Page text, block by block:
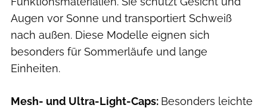
Augen vor Sonne und transportiert Schweiß
nach außen. Diese Modelle eignen sich
besonders für Sommerläufe und lange
Einheiten.
Mesh- und Ultra-Light-Caps: Besonders leichte